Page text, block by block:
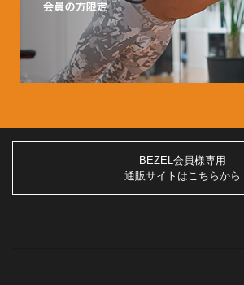
BEZEL会員様専用
通販サイトはこちらから